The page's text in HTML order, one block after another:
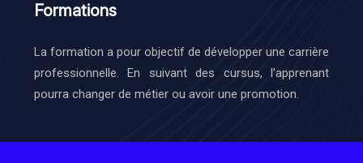
Formations
La formation a pour objectif de développer une carrière
professionnelle. En suivant des cursus, l’apprenant
pourra changer de métier ou avoir une promotion.